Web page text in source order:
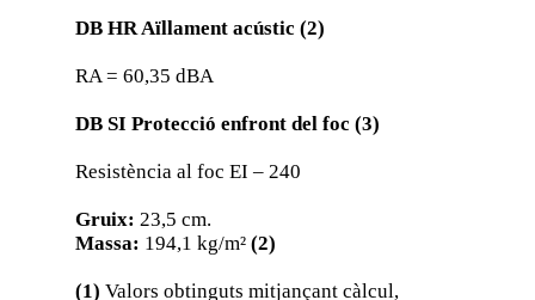
DB HR Aïllament acústic (2)
RA = 60,35 dBA
DB SI Protecció enfront del foc (3)
Resistència al foc EI – 240
Gruix: 23,5 cm.
Massa: 194,1 kg/m² (2)
(1) Valors obtinguts mitjançant càlcul,